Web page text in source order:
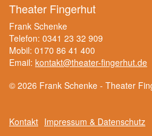
Theater Fingerhut
Frank Schenke
Telefon: 0341 23 32 909
Mobil: 0170 86 41 400
Email: kontakt@theater-fingerhut.de
© 2026 Frank Schenke - Theater
Kontakt Impressum & Datenschutz